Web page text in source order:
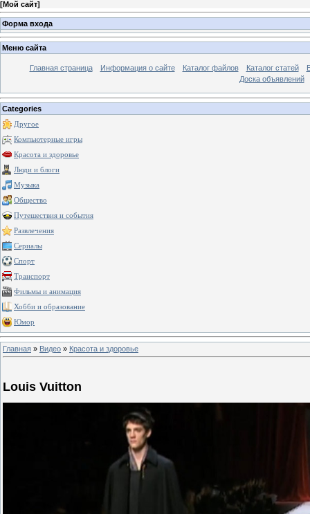
[Мой сайт]
Форма входа
Меню сайта
Главная страница Информация о сайте Каталог файлов Каталог статей
Доска объявлений
Categories
Другое
Компьютерные игры
Красота и здоровье
Люди и блоги
Музыка
Общество
Путешествия и события
Развлечения
Сериалы
Спорт
Транспорт
Фильмы и анимация
Хобби и образование
Юмор
Главная » Видео » Красота и здоровье
Louis Vuitton